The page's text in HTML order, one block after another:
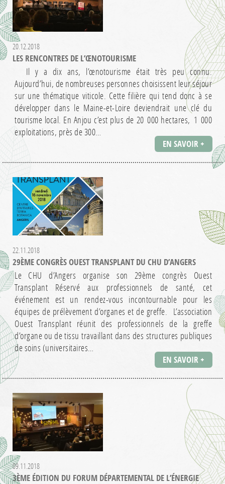
20.12.2018
LES RENCONTRES DE L’ŒNOTOURISME
Il y a dix ans, l’œnotourisme était très peu connu.
Aujourd’hui, de nombreuses personnes choisissent leur séjour
sur une thématique viticole. Cette filière qui tend donc à se
développer dans le Maine-et-Loire deviendrait une clé du
tourisme local. En Anjou c’est plus de 20 000 hectares, 1 000
exploitations, près de 300…
EN SAVOIR +
22.11.2018
29ÈME CONGRÈS OUEST TRANSPLANT DU CHU D’ANGERS
Le CHU d’Angers organise son 29ème congrès Ouest
Transplant Réservé aux professionnels de santé, cet
événement est un rendez-vous incontournable pour les
équipes de prélèvement d’organes et de greffe. L’association
Ouest Transplant réunit des professionnels de la greffe
d’organe ou de tissu travaillant dans des structures publiques
de soins (universitaires…
EN SAVOIR +
09.11.2018
3ÈME ÉDITION DU FORUM DÉPARTEMENTAL DE L’ÉNERGIE